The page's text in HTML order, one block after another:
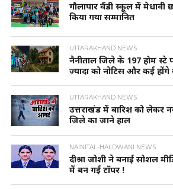
गौलापार वैंडी स्कूल में मेधावी
किया गया सम्मानित
UTTARAKHAND NEWS
नैनीताल जिले के 197 होम स्टे
ज्यादा को नोटिस और कई होंगे
UTTARAKHAND NEWS
उत्तराखंड में बारिश को लेकर
जिले का जाने हाल
NAINITAL-HALDWANI NEWS
दीश्रा जोशी ने बनाई सोशल
में बन गई टॉपर !